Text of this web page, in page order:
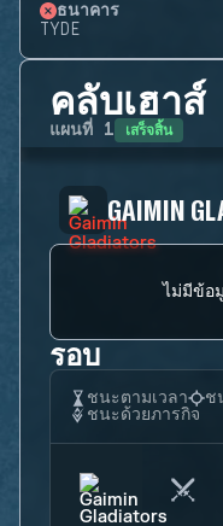
ธนาคาร
TYDE
คลับเฮาส์
แผนที่ 1 เสร็จสิ้น
GAIMIN
ไม่มีข้อ
รอบ
ชนะตามเวลา
ช
ชนะด้วยภารกิจ